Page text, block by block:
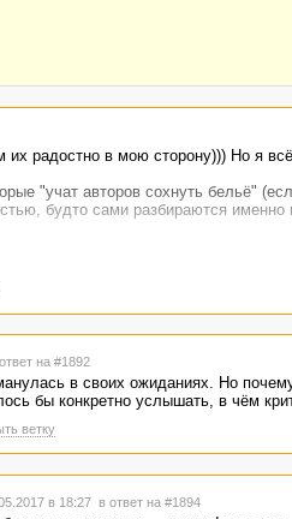
их радостно в мою сторону))) Но я
"учат авторов сохнуть бельё"
будто сами разбираются
А спроси его, откуда у
А если автор имеет другое
фактическая ошибка? Рерайтер
если сами конкретно не
Рассказать о том, как
другу с заботой и любовью?
инопланетянин с фиолетовым
с таким диагнозом вообще только
себя подобно следователям, а не
и понятно - зачёт". Как в
на #1892
в своих ожиданиях. Но
бы конкретно услышать, в чём
ветку
в 18:27 в ответ на #1894